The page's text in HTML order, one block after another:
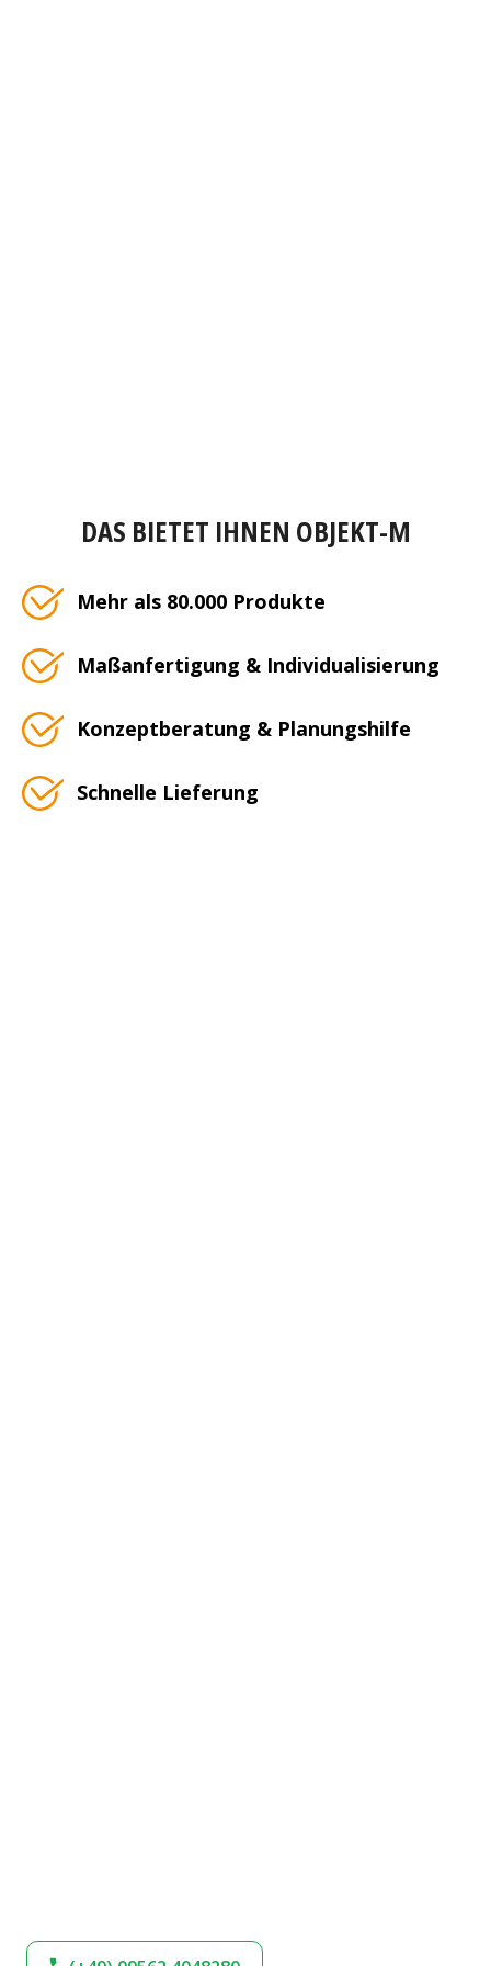
DAS BIETET IHNEN OBJEKT-M
Mehr als 80.000 Produkte
Maßanfertigung & Individualisierung
Konzeptberatung & Planungshilfe
Schnelle Lieferung